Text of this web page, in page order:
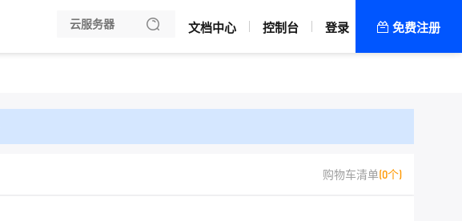
文档中心 控制台 登录 免费注册
购物车清单(0个)